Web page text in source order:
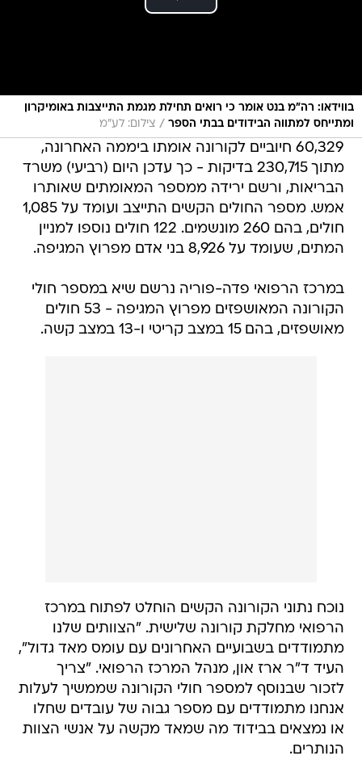
בווידאו: רה"מ בנט אומר כי רואים תחילת מגמת התייצבות באומיקרון
ומתייחס למתווה הבידודים בבתי הספר / צילום: לע"מ
60,329 חיוביים לקורונה אומתו ביממה האחרונה,
מתוך 230,715 בדיקות - כך עדכן היום (רביעי) משרד
הבריאות, ורשם ירידה ממספר המאומתים שאותרו
אמש. מספר החולים הקשים התייצב ועומד על 1,085
חולים, בהם 260 מונשמים. 122 חולים נוספו למניין
המתים, שעומד על 8,926 בני אדם מפרוץ המגיפה.
במרכז הרפואי פדה-פוריה נרשם שיא במספר חולי
הקורונה המאושפזים מפרוץ המגיפה - 53 חולים
מאושפזים, בהם 15 במצב קריטי ו-13 במצב קשה.
נוכח נתוני הקורונה הקשים הוחלט לפתוח במרכז
הרפואי מחלקת קורונה שלישית. "הצוותים שלנו
מתמודדים בשבועיים האחרונים עם עומס מאד גדול",
העיד ד"ר ארז און, מנהל המרכז הרפואי. "צריך
לזכור שבנוסף למספר חולי הקורונה שממשיך לעלות
אנחנו מתמודדים עם מספר גבוה של עובדים שחלו
או נמצאים בבידוד מה שמאד מקשה על אנשי הצוות
הנותרים.